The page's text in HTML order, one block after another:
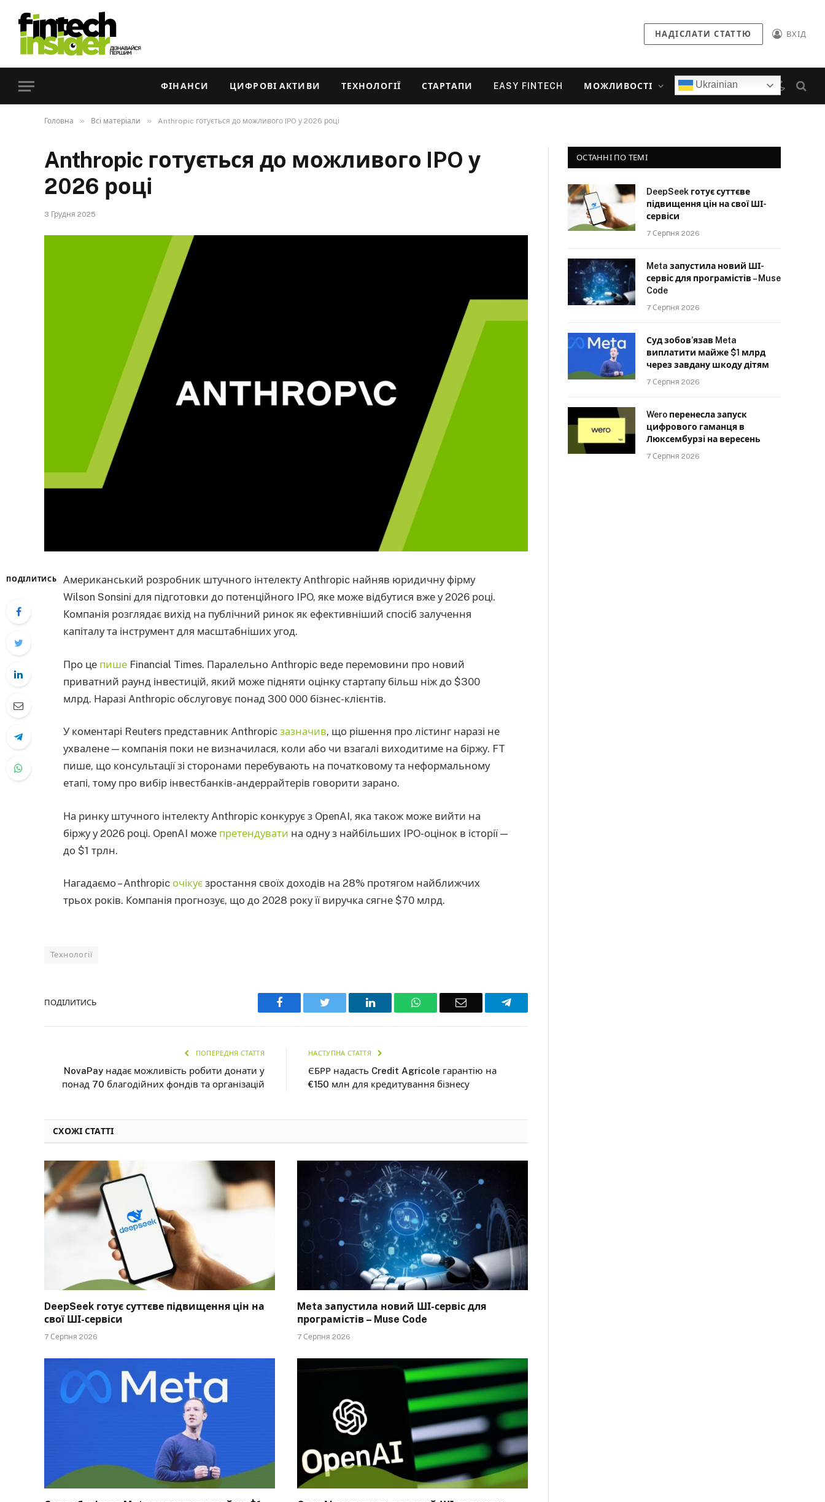
НАДІСЛАТИ СТАТТЮ ВХІД
ФІНАНСИ ЦИФРОВІ АКТИВИ ТЕХНОЛОГІЇ СТАРТАПИ EASY FINTECH МОЖЛИВОСТІ Ukrainian
Головна » Всі матеріали » Anthropic готується до можливого IPO у 2026 році
Anthropic готується до можливого IPO у
2026 році
3 Грудня 2025
ПОДІЛИТИСЬ
Американський розробник штучного інтелекту Anthropic найняв юридичну фірму
Wilson Sonsini для підготовки до потенційного IPO, яке може відбутися вже у 2026 році.
Компанія розглядає вихід на публічний ринок як ефективніший спосіб залучення
капіталу та інструмент для масштабніших угод.
Про це пише Financial Times. Паралельно Anthropic веде перемовини про новий
приватний раунд інвестицій, який може підняти оцінку стартапу більш ніж до $300
млрд. Наразі Anthropic обслуговує понад 300 000 бізнес-клієнтів.
У коментарі Reuters представник Anthropic зазначив, що рішення про лістинг наразі не
ухвалене — компанія поки не визначилася, коли або чи взагалі виходитиме на біржу. FT
пише, що консультації зі сторонами перебувають на початковому та неформальному
етапі, тому про вибір інвестбанків-андеррайтерів говорити зарано.
На ринку штучного інтелекту Anthropic конкурує з OpenAI, яка також може вийти на
біржу у 2026 році. OpenAI може претендувати на одну з найбільших IPO-оцінок в історії —
до $1 трлн.
Нагадаємо – Anthropic очікує зростання своїх доходів на 28% протягом найближчих
трьох років. Компанія прогнозує, що до 2028 року її виручка сягне $70 млрд.
Технології
ПОДІЛИТИСЬ Facebook Twitter LinkedIn WhatsAppEmail Telegram
ПОПЕРЕДНЯ СТАТТЯ
NovaPay надає можливість робити донати у
понад 70 благодійних фондів та організацій
НАСТУПНА СТАТТЯ
ЄБРР надасть Credit Agricole гарантію на
€150 млн для кредитування бізнесу
СХОЖІ СТАТТІ
DeepSeek готує суттєве підвищення цін на
свої ШІ-сервіси
7 Серпня 2026
Meta запустила новий ШІ-сервіс для
програмістів – Muse Code
7 Серпня 2026
ОСТАННІ ПО ТЕМІ
DeepSeek готує суттєве
підвищення цін на свої ШІ-
сервіси
7 Серпня 2026
Meta запустила новий ШІ-
сервіс для програмістів – Muse
Code
7 Серпня 2026
Суд зобов’язав Meta
виплатити майже $1 млрд
через завдану шкоду дітям
7 Серпня 2026
Wero перенесла запуск
цифрового гаманця в
Люксембурзі на вересень
7 Серпня 2026